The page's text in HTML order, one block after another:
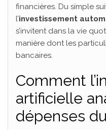
financières. Du simple
l’investissement
s’invitent dans la vie
manière dont les
bancaires.
Comment
artificielle
dépenses